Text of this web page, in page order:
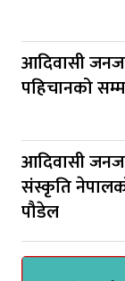
आदिवासी
पहिचानको
आदिवासी
संस्कृति नेपालको
पौडेल